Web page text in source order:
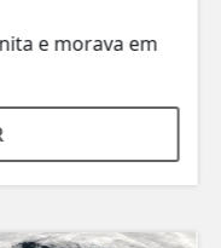
e morava em